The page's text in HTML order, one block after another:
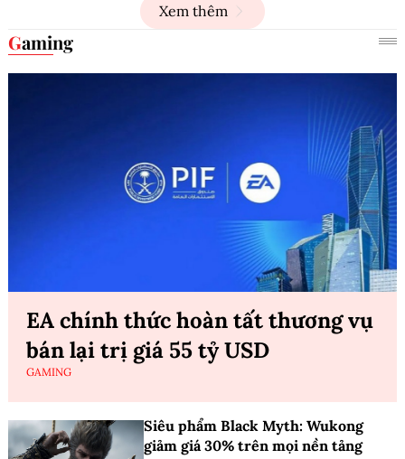
Xem thêm
Gaming
EA chính thức hoàn tất thương vụ
bán lại trị giá 55 tỷ USD
GAMING
Siêu phẩm Black Myth: Wukong
giảm giá 30% trên mọi nền tảng